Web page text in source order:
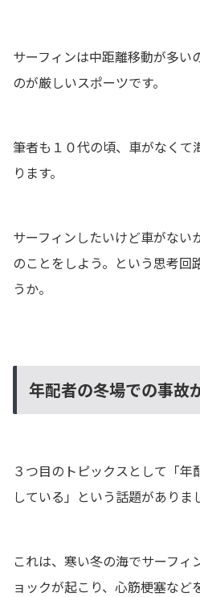
サーフィンは中距離移動が多い
のが厳しいスポーツです。
筆者も１０代の頃、車がなくて
ります。
サーフィンしたいけど車がない
のことをしよう。という思考回
うか。
年配者の冬場での事故
３つ目のトピックスとして「
している」という話題がありま
これは、寒い冬の海でサーフィ
ョックが起こり、心筋梗塞など